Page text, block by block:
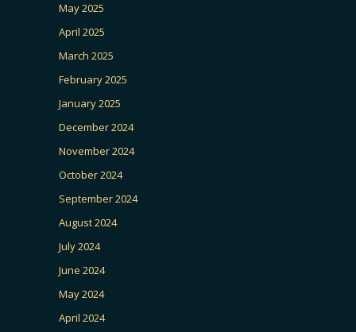
May 2025
April 2025
March 2025
February 2025
January 2025
December 2024
November 2024
October 2024
September 2024
August 2024
July 2024
June 2024
May 2024
April 2024